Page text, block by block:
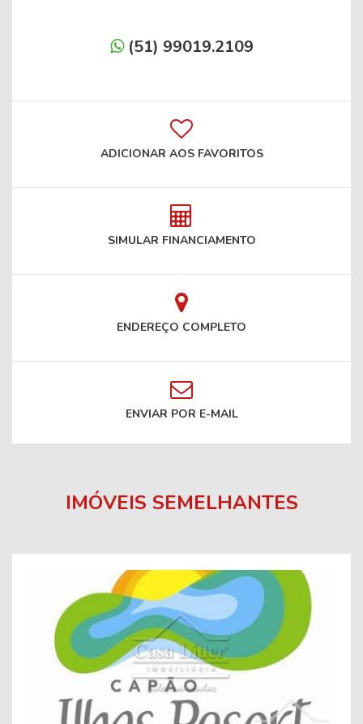
(51) 99019.2109
ADICIONAR AOS FAVORITOS
SIMULAR FINANCIAMENTO
ENDEREÇO COMPLETO
ENVIAR POR E-MAIL
IMÓVEIS SEMELHANTES